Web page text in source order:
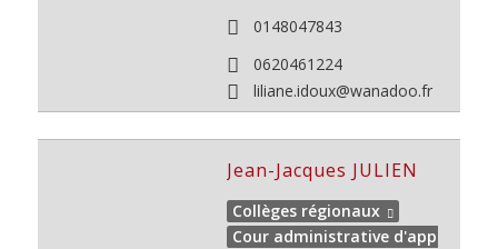
0148047843
0620461224
liliane.idoux@wanadoo.fr
Jean-Jacques JULIEN
Collèges régionaux
Cour administrative d'appel de